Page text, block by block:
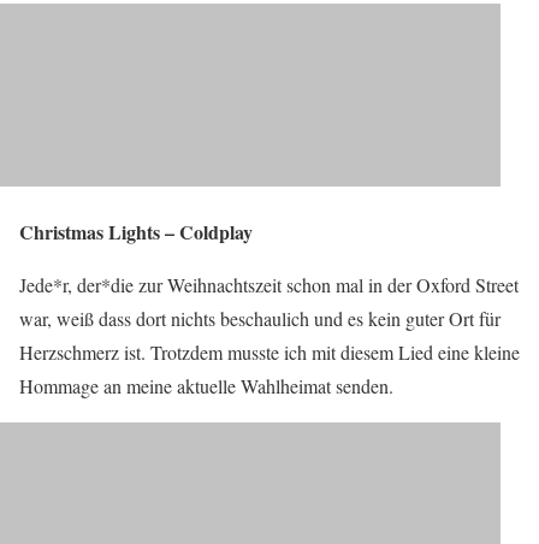
Christmas Lights – Coldplay
Jede*r, der*die zur Weihnachtszeit schon mal in der Oxford Street
war, weiß dass dort nichts beschaulich und es kein guter Ort für
Herzschmerz ist. Trotzdem musste ich mit diesem Lied eine kleine
Hommage an meine aktuelle Wahlheimat senden.